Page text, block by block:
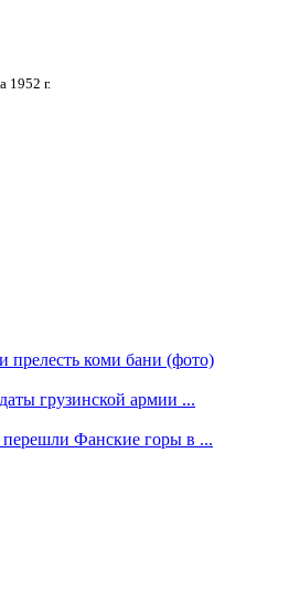
1952 г.
прелесть коми бани (фото)
грузинской армии ...
Фанские горы в ...